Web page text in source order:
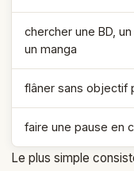
chercher une BD,
un manga
flâner sans objectif
faire une pause en
Le plus simple